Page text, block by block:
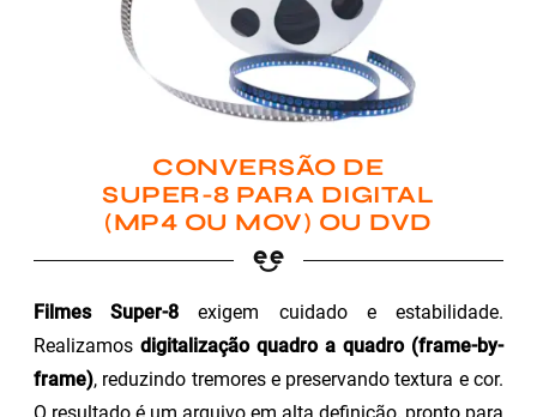
CONVERSÃO DE
SUPER-8 PARA DIGITAL
(MP4 OU MOV) OU DVD
Filmes Super-8 exigem cuidado e estabilidade.
Realizamos digitalização quadro a quadro (frame-by-
frame), reduzindo tremores e preservando textura e cor.